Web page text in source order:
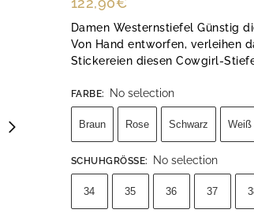
Damen Westernstiefel Günstig
Von Hand entworfen, verleihen
Stickereien diesen Cowgirl-
FARBE: No selection
Braun Rose Schwarz Weiß
SCHUHGRÖSSE : No selection
34 35 36 37